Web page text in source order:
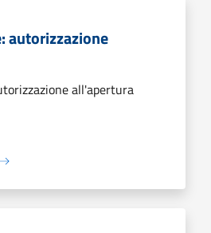
autorizzazione
all'apertura